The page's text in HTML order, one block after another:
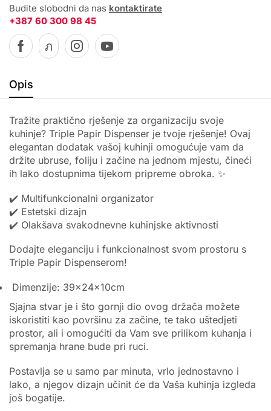
Budite slobodni da nas kontaktirate
+387 60 300 98 45
Opis
Tražite praktično rješenje za organizaciju svoje
kuhinje? Triple Papir Dispenser je tvoje rješenje! Ovaj
elegantan dodatak vašoj kuhinji omogućuje vam da
držite ubruse, foliju i začine na jednom mjestu, čineći
ih lako dostupnima tijekom pripreme obroka. ✨
✔️ Multifunkcionalni organizator
✔️ Estetski dizajn
✔️ Olakšava svakodnevne kuhinjske aktivnosti
Dodajte eleganciju i funkcionalnost svom prostoru s
Triple Papir Dispenserom!
Dimenzije: 39x24x10cm
Sjajna stvar je i što gornji dio ovog držača možete
iskoristiti kao površinu za začine, te tako uštedjeti
prostor, ali i omogućiti da Vam sve prilikom kuhanja i
spremanja hrane bude pri ruci.
Postavlja se u samo par minuta, vrlo jednostavno i
lako, a njegov dizajn učinit će da Vaša kuhinja izgleda
još bogatije.